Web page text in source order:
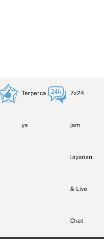
Terperca
ya
7x24
jam
layanan
& Live
Chat